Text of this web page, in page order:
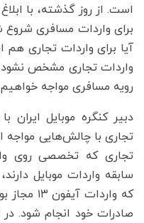
است. از روز گذشته، با
برای واردات مسافری
آیا برای واردات تجاری هم
واردات تجاری مشخص
رویه مسافری مواجه خواهیم
دبیر کنگره موبایل ایران
تجاری با چالش‌هایی
تجاری که تخصصی روی
سابقه واردات موبایل
که
صادرات خود انجام شود.